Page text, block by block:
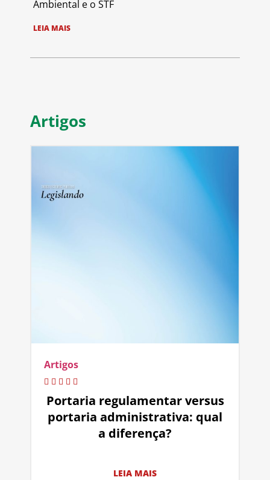
Ambiental e o STF
LEIA MAIS
Artigos
Artigos
Portaria regulamentar versus
portaria administrativa: qual
a diferença?
LEIA MAIS